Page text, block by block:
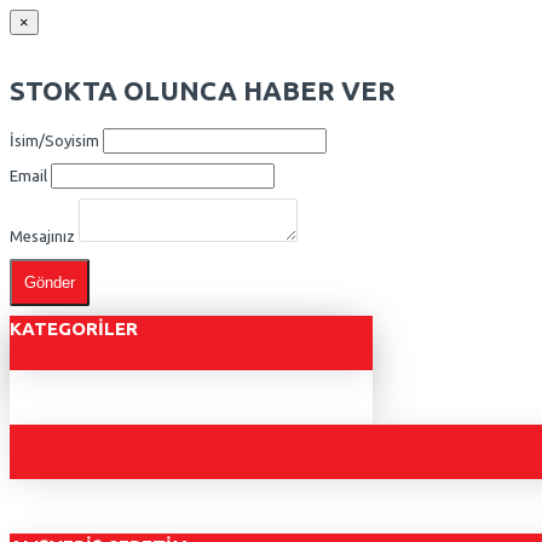
×
STOKTA OLUNCA HABER VER
İsim/Soyisim
Email
Mesajınız
Gönder
KATEGORILER